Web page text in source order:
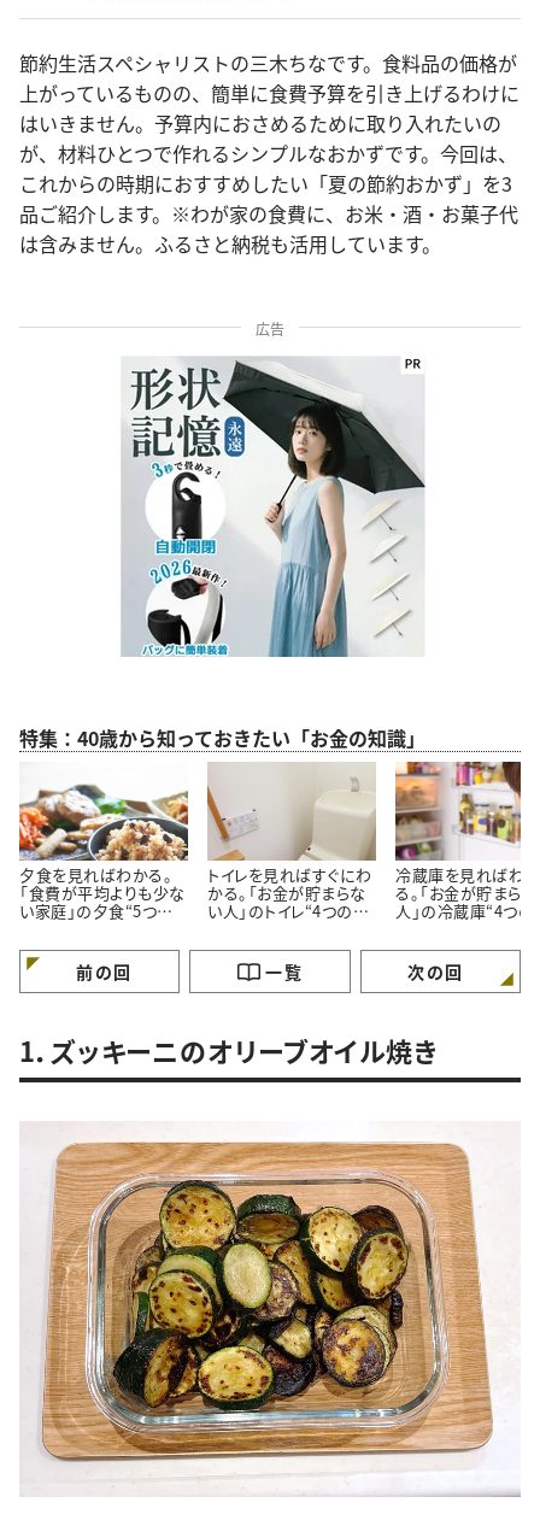
節約生活スペシャリストの三木ちなです。食料品の価格が
上がっているものの、簡単に食費予算を引き上げるわけに
はいきません。予算内におさめるために取り入れたいの
が、材料ひとつで作れるシンプルなおかずです。今回は、
これからの時期におすすめしたい「夏の節約おかず」を3
品ご紹介します。※わが家の食費に、お米・酒・お菓子代
は含みません。ふるさと納税も活用しています。
広告
特集：40歳から知っておきたい「お金の知識」
夕食を見ればわかる。
「食費が平均よりも少な
い家庭」の夕食“5つの
トイレを見ればすぐにわ
かる。「お金が貯まらな
い人」のトイレ“4つの特
冷蔵庫を見ればわか
る。「お金が貯まら
人」の冷蔵庫“4つの
前の回 一覧 次の回
1．ズッキーニのオリーブオイル焼き